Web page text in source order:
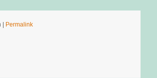
Permalink